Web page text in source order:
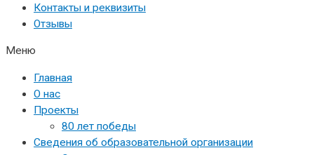
Контакты и реквизиты
Отзывы
Меню
Главная
О нас
Проекты
80 лет победы
Сведения об образовательной организации